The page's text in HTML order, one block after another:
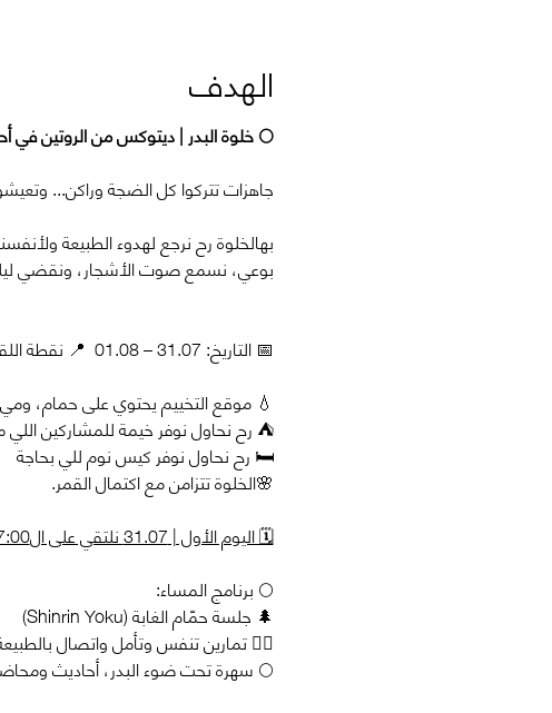
الهدف
🌕 خلوة البدر | ديتوكس من الروتين في
جاهزات تتركوا كل الضجة وراكن...
بوعي، نسمع صوت الأشجار، ونقضي
📅 التاريخ: 31.07 – 01.08  📍 نقطة اللقاء: الكرمل – حيفا
💧 موقع التخييم يحتوي على حمام،
⛺ رح نحاول نوفر خيمة للمشاركين
🛏️ رح نحاول نوفر كيس نوم للي بحاجة
🌸الخلوة تتزامن مع اكتمال القمر.
🗓️ اليوم الأول | 31.07 نلتقي على ال17:00
🌕 برنامج المساء:
🌲 جلسة حمّام الغابة (Shinrin Yoku)
🧘‍♀️ تمارين تنفس وتأمل واتصال
🌕 سهرة تحت ضوء البدر، أحاديث